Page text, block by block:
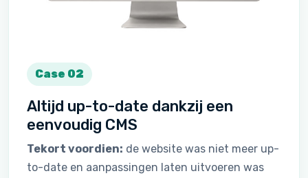
Case 02
Altijd up-to-date dankzij een
eenvoudig CMS
Tekort voordien: de website was niet meer up-
to-date en aanpassingen laten uitvoeren was